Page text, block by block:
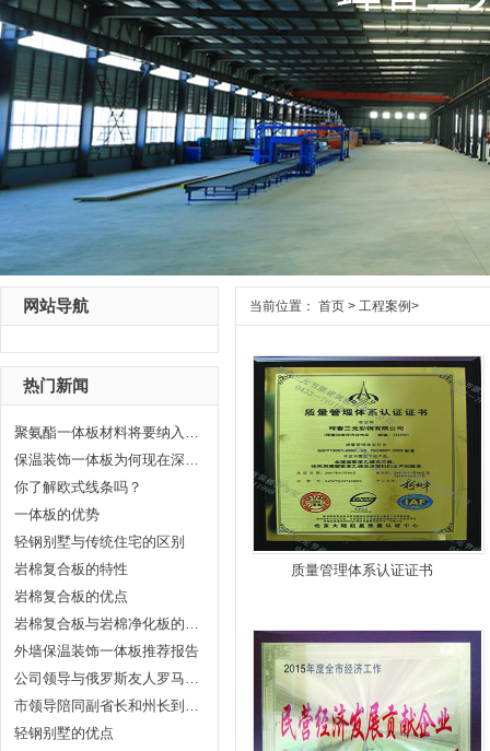
网站导航
热门新闻
聚氨酯一体板材料将要纳入绿色建材当中
保温装饰一体板为何现在深受大家的喜爱
你了解欧式线条吗？
一体板的优势
轻钢别墅与传统住宅的区别
岩棉复合板的特性
岩棉复合板的优点
岩棉复合板与岩棉净化板的区别？
外墙保温装饰一体板推荐报告
公司领导与俄罗斯友人罗马讨论代理事宜
市领导陪同副省长和州长到公司参观指导
轻钢别墅的优点
当前位置： 首页 > 工程案例>
质量管理体系认证证书